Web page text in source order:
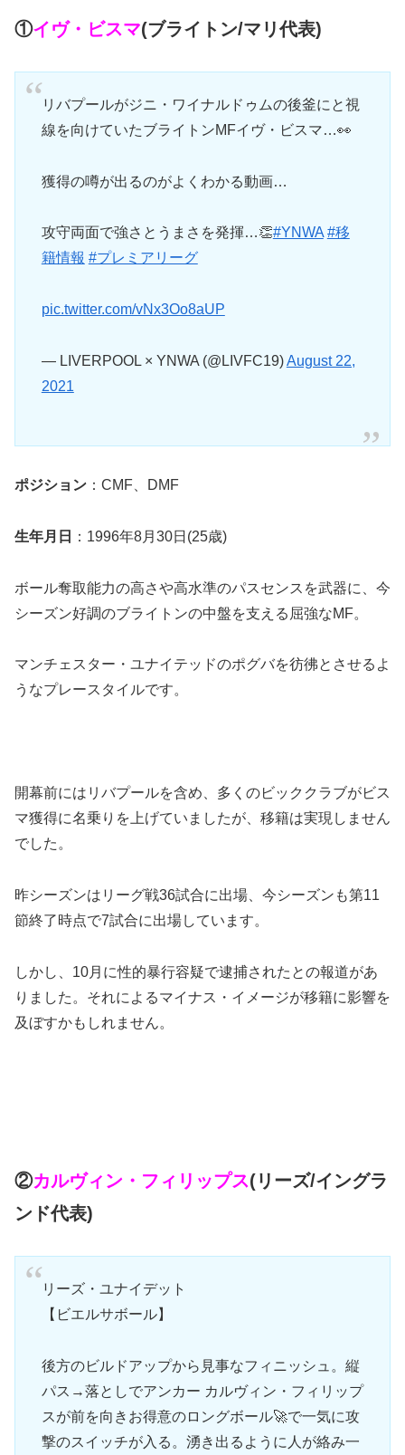
①イヴ・ビスマ(ブライトン/マリ代表)
リバプールがジニ・ワイナルドゥムの後釜にと視
線を向けていたブライトンMFイヴ・ビスマ…👀
獲得の噂が出るのがよくわかる動画…
攻守両面で強さとうまさを発揮…👏#YNWA #移
籍情報 #プレミアリーグ
pic.twitter.com/vNx3Oo8aUP
— LIVERPOOL × YNWA (@LIVFC19)August 22,
2021
ポジション ：CMF、DMF
生年月日 ：1996年8月30日(25歳)
ボール奪取能力の高さや高水準のパスセンスを武器に、今
シーズン好調のブライトンの中盤を支える屈強なMF。
マンチェスター・ユナイテッドのポグバを彷彿とさせるよ
うなプレースタイルです。
開幕前にはリバプールを含め、多くのビッククラブがビス
マ獲得に名乗りを上げていましたが、移籍は実現しません
でした。
昨シーズンはリーグ戦36試合に出場、今シーズンも第11
節終了時点で7試合に出場しています。
しかし、10月に性的暴行容疑で逮捕されたとの報道があ
りました。それによるマイナス・イメージが移籍に影響を
及ぼすかもしれません。
②カルヴィン・フィリップス(リーズ/イングラ
ンド代表)
リーズ・ユナイデット
【ビエルサボール】
後方のビルドアップから見事なフィニッシュ。縦
パス→落としでアンカー カルヴィン・フィリップ
スが前を向きお得意のロングボール🚀で一気に攻
撃のスイッチが入る。湧き出るように人が絡み一